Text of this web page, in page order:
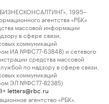
1995–
агентства «РБК»
массовой информации
в сфере связи,
коммуникаций
ИА №ФС77-63848) и сетевого
средства массовой
по надзору в сфере связи,
коммуникаций
ЭЛ №ФС77-82385)
letters@rbc.ru
агентство «РБК».